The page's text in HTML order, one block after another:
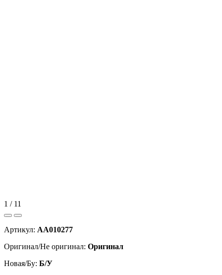
1 / 11
Артикул: AA010277
Оригинал/Не оригинал: Оригинал
Новая/Бу: Б/У